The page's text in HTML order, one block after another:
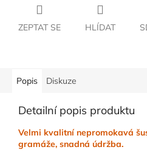
ZEPTAT SE HLÍDAT
Popis Diskuze
Detailní popis produktu
Velmi kvalitní nepromokavá
gramáže, snadná údržba.